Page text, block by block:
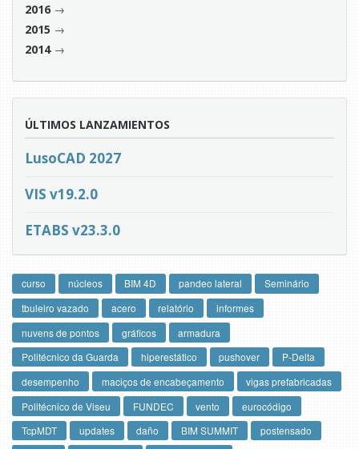
2016 →
2015 →
2014→
ÚLTIMOS LANZAMIENTOS
LusoCAD 2027
VIS v19.2.0
ETABS v23.3.0
curso núcleos BIM 4D pandeo lateral
Seminário
tbuleiro vazado
acero relatório
informes
nuvens de pontos
gráficos
armadura
Politécnico da Guarda
hiperestático pushover
P-Delta
desempenho
maciços de encabeçamento
vigas prefabricadas
Politécnico de Viseu
FUNDEC vento
eurocódigo
TcpMDT
updates daño BIM SUMMIT
postensado